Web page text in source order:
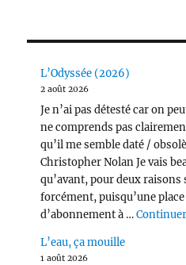
L’Odyssée (2026)
2 août 2026
Je n’ai pas détesté car on
ne comprends pas
qu’il me semble daté /
Christopher Nolan Je vais
qu’avant, pour deux
forcément, puisqu’une
d’abonnement à …
L’eau, ça mouille
1 août 2026